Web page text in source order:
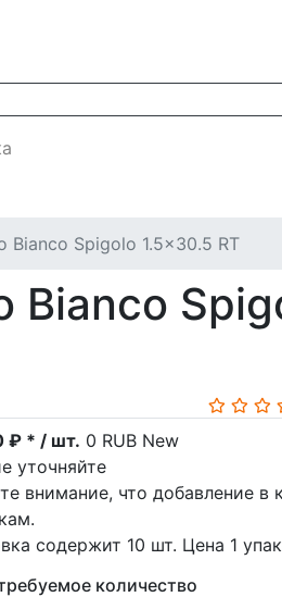
Bianco Spigolo 1.5x30.5 RT
Bianco
₽ * / шт. 0 RUB New
уточняйте
внимание, что добавление в
содержит 10 шт. Цена 1
количество